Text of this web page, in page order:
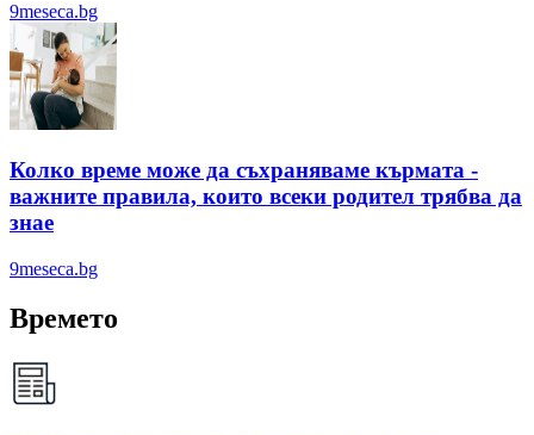
9meseca.bg
Колко време може да съхраняваме кърмата -
важните правила, които всеки родител трябва да
знае
9meseca.bg
Времето